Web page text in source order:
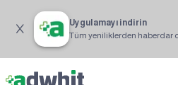
Uygulamayı indirin
Tüm yeniliklerden haberdar